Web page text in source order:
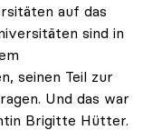
auf das
sind in
seinen Teil zur
Und das war
Brigitte Hütter.